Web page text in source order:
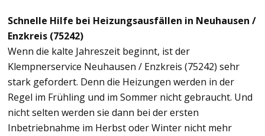
Schnelle Hilfe bei Heizungsausfällen in Neuhausen /
Enzkreis (75242)
Wenn die kalte Jahreszeit beginnt, ist der
Klempnerservice Neuhausen / Enzkreis (75242) sehr
stark gefordert. Denn die Heizungen werden in der
Regel im Frühling und im Sommer nicht gebraucht. Und
nicht selten werden sie dann bei der ersten
Inbetriebnahme im Herbst oder Winter nicht mehr